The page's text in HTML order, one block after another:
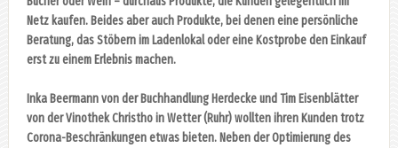
Netz kaufen. Beides aber auch Produkte, bei denen eine persönliche
Beratung, das Stöbern im Ladenlokal oder eine Kostprobe den Einkauf
erst zu einem Erlebnis machen.
Inka Beermann von der Buchhandlung Herdecke und Tim Eisenblätter
von der Vinothek Christho in Wetter (Ruhr) wollten ihren Kunden trotz
Corona-Beschränkungen etwas bieten. Neben der Optimierung des